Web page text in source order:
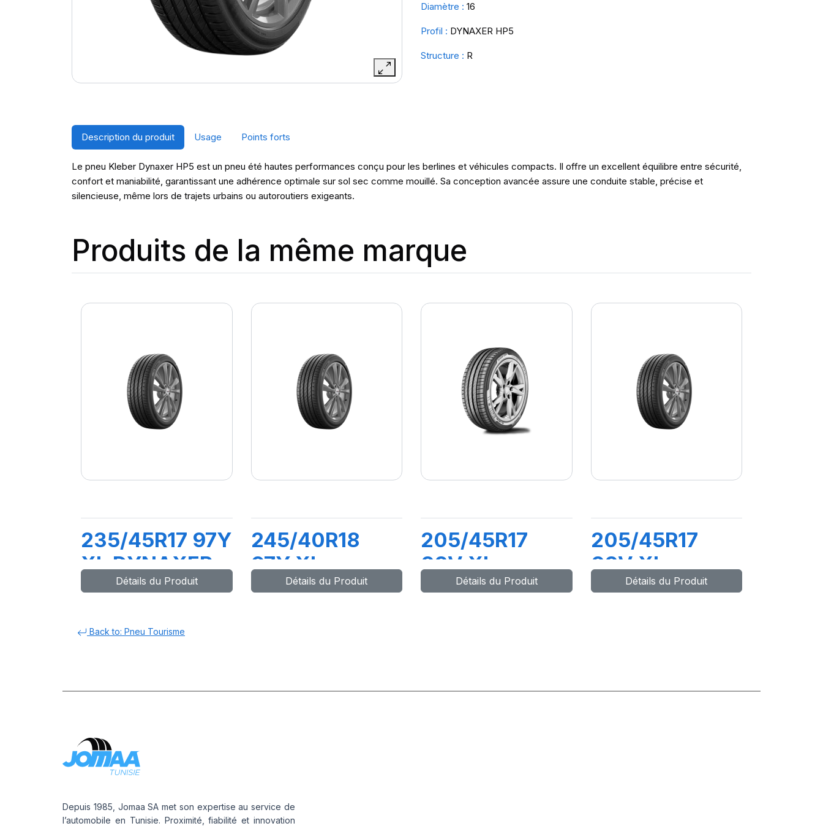
Diamètre : 16
Profil : DYNAXER HP5
Structure : R
Description du produit Usage Points forts
Le pneu Kleber Dynaxer HP5 est un pneu été hautes performances conçu pour les berlines et véhicules compacts. Il offre un excellent équilibre entre sécurité,
confort et maniabilité, garantissant une adhérence optimale sur sol sec comme mouillé. Sa conception avancée assure une conduite stable, précise et
silencieuse, même lors de trajets urbains ou autoroutiers exigeants.
Produits de la même marque
235/45R17 97Y
XL DYNAXER
HP5Détails du Produit
245/40R18
97Y XL
DYNAXER HP5
Détails du Produit
205/45R17
88V XL
DYNAXER UHP
Détails du Produit
205/45R17
88V XL
DYNAXER HP5
Détails du Produit
Back to: Pneu Tourisme
Depuis 1985, Jomaa SA met son expertise au service de
l’automobile en Tunisie. Proximité, fiabilité et innovation